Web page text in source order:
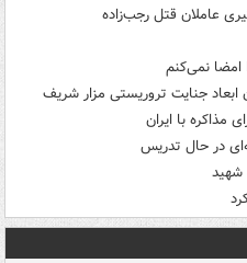
عاملان قتل رجب‌زاده
امضا نمی‌کنم
جنایت تروریستی مزار شریف
مذاکره با ایران
در حال تدریس
شهید